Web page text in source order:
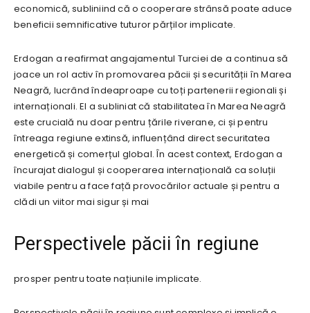
economică, subliniind că o cooperare strânsă poate aduce
beneficii semnificative tuturor părților implicate.
Erdogan a reafirmat angajamentul Turciei de a continua să
joace un rol activ în promovarea păcii și securității în Marea
Neagră, lucrând îndeaproape cu toți partenerii regionali și
internaționali. El a subliniat că stabilitatea în Marea Neagră
este crucială nu doar pentru țările riverane, ci și pentru
întreaga regiune extinsă, influențând direct securitatea
energetică și comerțul global. În acest context, Erdogan a
încurajat dialogul și cooperarea internațională ca soluții
viabile pentru a face față provocărilor actuale și pentru a
clădi un viitor mai sigur și mai
Perspectivele păcii în regiune
prosper pentru toate națiunile implicate.